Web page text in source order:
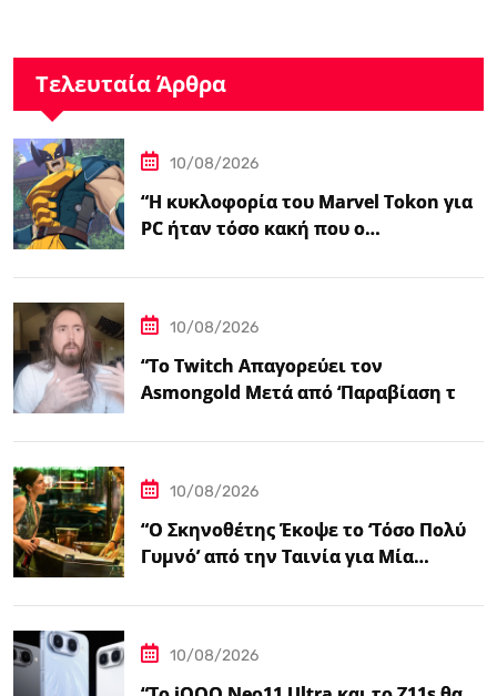
Τελευταία Άρθρα
10/08/2026
“Η κυκλοφορία του Marvel Tokon για
PC ήταν τόσο κακή που ο…
10/08/2026
“Το Twitch Απαγορεύει τον
Asmongold Μετά από ‘Παραβίαση των
Κοινότητας'”
10/08/2026
“Ο Σκηνοθέτης Έκοψε το ‘Τόσο Πολύ
Γυμνό’ από την Ταινία για Μία…
10/08/2026